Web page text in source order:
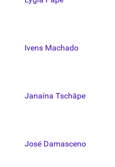
Ivens Machado
Janaína Tschäpe
José Damasceno